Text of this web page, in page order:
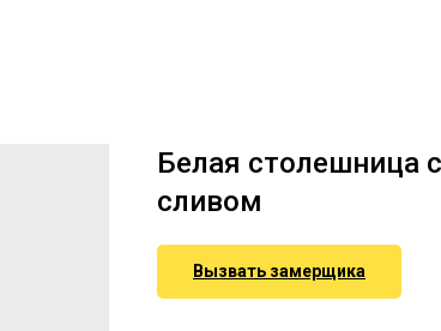
Белая столешница
сливом
Вызвать замерщика